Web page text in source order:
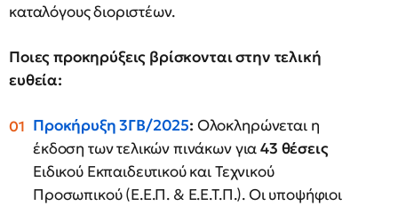
καταλόγους διοριστέων.
Ποιες προκηρύξεις βρίσκονται στην τελική
ευθεία:
Προκήρυξη 3ΓΒ/2025: Ολοκληρώνεται η
έκδοση των τελικών πινάκων για43 θέσεις
Ειδικού Εκπαιδευτικού και Τεχνικού
Προσωπικού (Ε.Ε.Π. & Ε.Ε.Τ.Π.). Οι υποψήφιοι